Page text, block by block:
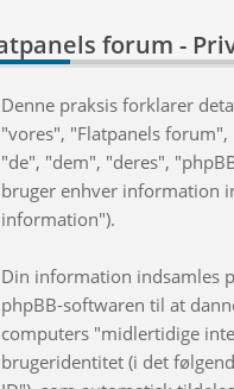
forum -
Denne praksis forklarer
"vores", "Flatpanels
"de", "dem", "deres",
bruger enhver information
information").
Din information indsamles
phpBB-softwaren til at
computers "midlertidige
brugeridentitet (i det